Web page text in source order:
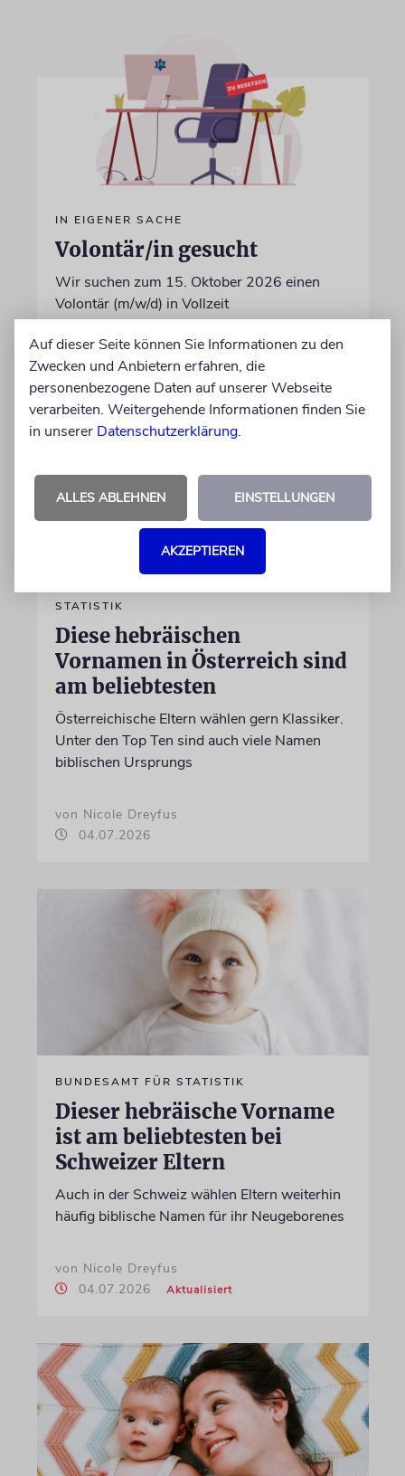
IN EIGENER SACHE
Volontär/in gesucht
Wir suchen zum 15. Oktober 2026 einen
Volontär (m/w/d) in Vollzeit
STATISTIK
Diese hebräischen
Vornamen in Österreich sind
am beliebtesten
Österreichische Eltern wählen gern Klassiker.
Unter den Top Ten sind auch viele Namen
biblischen Ursprungs
von Nicole Dreyfus
04.07.2026
BUNDESAMT FÜR STATISTIK
Dieser hebräische Vorname
ist am beliebtesten bei
Schweizer Eltern
Auch in der Schweiz wählen Eltern weiterhin
häufig biblische Namen für ihr Neugeborenes
von Nicole Dreyfus
04.07.2026
Aktualisiert
Auf dieser Seite können Sie Informationen zu den
Zwecken und Anbietern erfahren, die
personenbezogene Daten auf unserer Webseite
verarbeiten. Weitergehende Informationen finden Sie
in unserer Datenschutzerklärung.
ALLES ABLEHNEN EINSTELLUNGEN
AKZEPTIEREN